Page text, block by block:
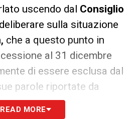
uscendo dal Consiglio
sulla situazione
che a questo punto in
al 31 dicembre
di essere esclusa dal
parole riportate da
READ MORE